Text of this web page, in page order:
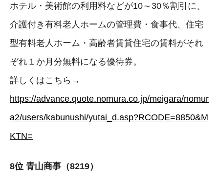
ホテル・美術館の利用料などが10～30％割引に、
介護付き有料老人ホームの管理費・食事代、住宅
型有料老人ホーム・高齢者賃貸住宅の賃料がそれ
ぞれ１か月分無料になる優待券。
詳しくはこちら→
https://advance.quote.nomura.co.jp/meigara/nomur
a2/users/kabunushi/yutai_d.asp?RCODE=8850&M
KTN=
8位 青山商事（8219）